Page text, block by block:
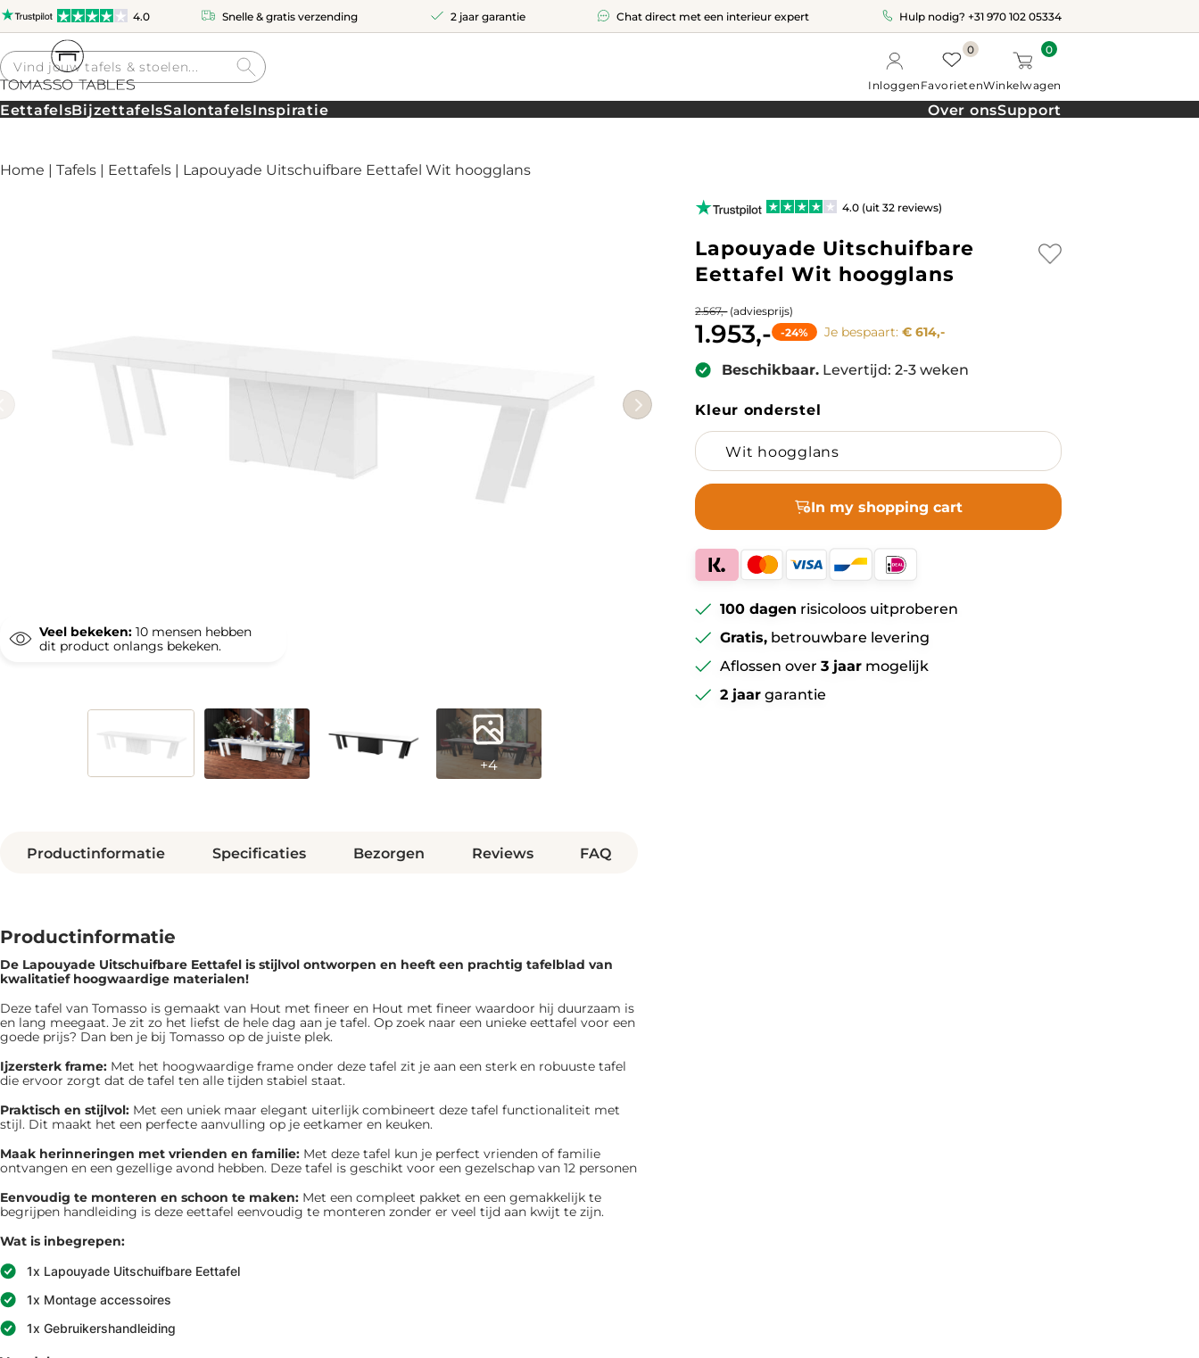
4.0 Snelle & gratis verzending 2 jaar garantie Chat direct met een interieur expert Hulp nodig? +31 970 102 05334
Producten
zoeken
Inloggen
0
Favorieten
0
Winkelwagen
EettafelsBijzettafelsSalontafelsInspiratie Over onsSupport
Home | Tafels | Eettafels | Lapouyade Uitschuifbare Eettafel Wit hoogglans
Veel bekeken: 10 mensen hebben
dit product onlangs bekeken.
+4
Productinformatie Specificaties Bezorgen Reviews FAQ
Productinformatie
De Lapouyade Uitschuifbare Eettafel is ​​stijlvol ontworpen en heeft een prachtig tafelblad van
kwalitatief hoogwaardige materialen!
Deze tafel van Tomasso is gemaakt van Hout met fineer en Hout met fineer waardoor hij duurzaam is
en lang meegaat. Je zit zo het liefst de hele dag aan je tafel. Op zoek naar een unieke eettafel voor een
goede prijs? Dan ben je bij Tomasso op de juiste plek.
Ijzersterk frame: Met het hoogwaardige frame onder deze tafel zit je aan een sterk en robuuste tafel
die ervoor zorgt dat de tafel ten alle tijden stabiel staat.
Praktisch en stijlvol: Met een uniek maar elegant uiterlijk combineert deze tafel functionaliteit met
stijl. Dit maakt het een perfecte aanvulling op je eetkamer en keuken.
Maak herinneringen met vrienden en familie: Met deze tafel kun je perfect vrienden of familie
ontvangen en een gezellige avond hebben. Deze tafel is geschikt voor een gezelschap van 12 personen
Eenvoudig te monteren en schoon te maken: Met een compleet pakket en een gemakkelijk te
begrijpen handleiding is deze eettafel eenvoudig te monteren zonder er veel tijd aan kwijt te zijn.
Wat is inbegrepen:
1x Lapouyade Uitschuifbare Eettafel
1x Montage accessoires
1x Gebruikershandleiding
4.0 (uit 32 reviews)
Lapouyade Uitschuifbare
Eettafel Wit hoogglans
2.567,-(adviesprijs)
1.953,- -24% Je bespaart:€ 614,-
Beschikbaar. Levertijd: 2-3 weken
Kleur onderstel
In my shopping cart
100 dagen risicoloos uitproberen
Gratis, betrouwbare levering
Aflossen over3 jaar mogelijk
2 jaargarantie